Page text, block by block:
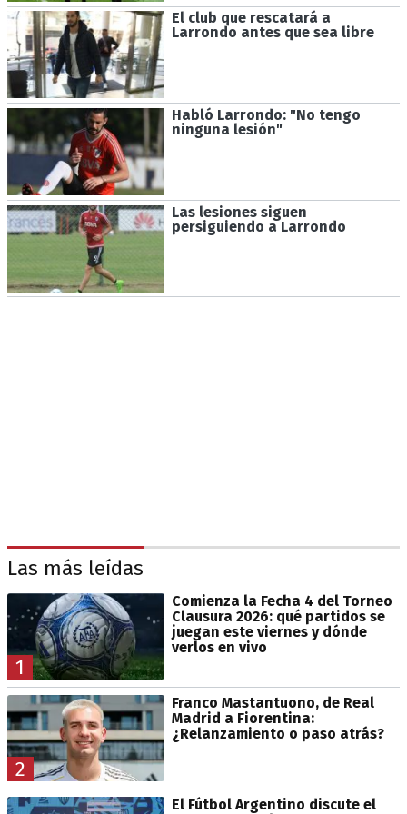
El club que rescatará a
Larrondo antes que sea libre
Habló Larrondo: "No tengo
ninguna lesión"
Las lesiones siguen
persiguiendo a Larrondo
Las más leídas
1
Comienza la Fecha 4 del Torneo
Clausura 2026: qué partidos se
juegan este viernes y dónde
verlos en vivo
2
Franco Mastantuono, de Real
Madrid a Fiorentina:
¿Relanzamiento o paso atrás?
El Fútbol Argentino discute el